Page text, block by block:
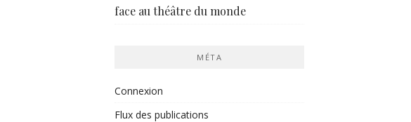
face au théâtre du monde
MÉTA
Connexion
Flux des publications